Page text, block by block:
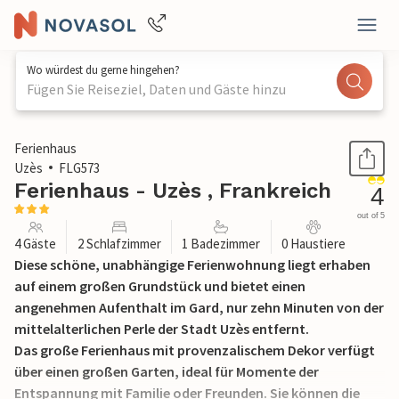
Wo würdest du gerne hingehen?
Fügen Sie Reiseziel, Daten und Gäste hinzu
1 / 22
Ferienhaus
Uzès
FLG573
Ferienhaus - Uzès , Frankreich 4
out of 5
4 Gäste 2 Schlafzimmer 1 Badezimmer 0 Haustiere
Diese schöne, unabhängige Ferienwohnung liegt erhaben
auf einem großen Grundstück und bietet einen
angenehmen Aufenthalt im Gard, nur zehn Minuten von der
mittelalterlichen Perle der Stadt Uzès entfernt.
Das große Ferienhaus mit provenzalischem Dekor verfügt
über einen großen Garten, ideal für Momente der
Entspannung mit Familie oder Freunden. Sie können die